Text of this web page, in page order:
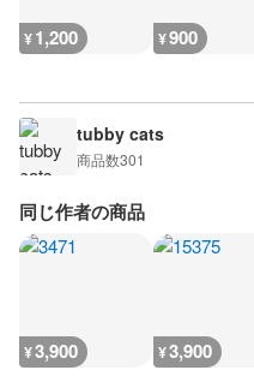
¥1,200 ¥900
tubby cats
商品数301
同じ作者の商品
¥3,900 ¥3,900